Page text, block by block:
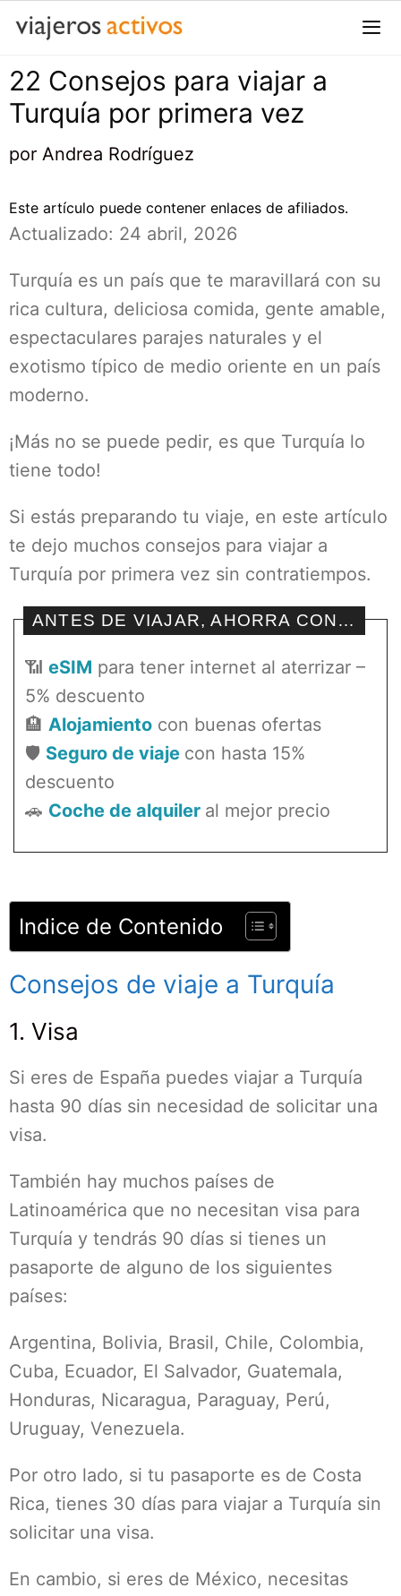
Saltar
contenido
22 Consejos para viajar a
Turquía por primera vez
por Andrea Rodríguez
Este artículo puede contener enlaces de afiliados.
Actualizado: 24 abril, 2026
Turquía es un país que te maravillará con su
rica cultura, deliciosa comida, gente amable,
espectaculares parajes naturales y el
exotismo típico de medio oriente en un país
moderno.
¡Más no se puede pedir, es que Turquía lo
tiene todo!
Si estás preparando tu viaje, en este artículo
te dejo muchos consejos para viajar a
Turquía por primera vez sin contratiempos.
ANTES DE VIAJAR, AHORRA CON…
📶 eSIM para tener internet al aterrizar –
5% descuento
🏨 Alojamiento con buenas ofertas
🛡️ Seguro de viaje con hasta 15%
descuento
🚗 Coche de alquiler al mejor precio
Indice de Contenido
Consejos de viaje a Turquía
1. Visa
Si eres de España puedes viajar a Turquía
hasta 90 días sin necesidad de solicitar una
visa.
También hay muchos países de
Latinoamérica que no necesitan visa para
Turquía y tendrás 90 días si tienes un
pasaporte de alguno de los siguientes
países:
Argentina, Bolivia, Brasil, Chile, Colombia,
Cuba, Ecuador, El Salvador, Guatemala,
Honduras, Nicaragua, Paraguay, Perú,
Uruguay, Venezuela.
Por otro lado, si tu pasaporte es de Costa
Rica, tienes 30 días para viajar a Turquía sin
solicitar una visa.
En cambio, si eres de México, necesitas